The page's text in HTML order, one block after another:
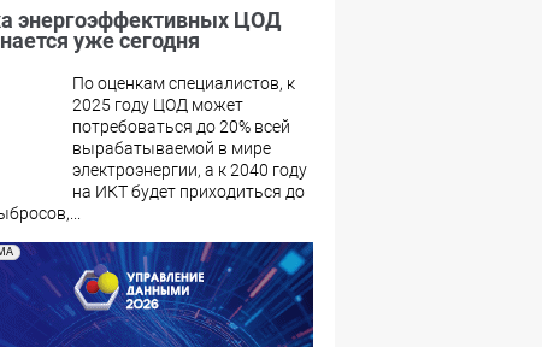
энергоэффективных ЦОД
уже сегодня
По оценкам специалистов, к
2025 году ЦОД может
потребоваться до 20% всей
вырабатываемой в мире
электроэнергии, а к 2040 году
на ИКТ будет приходиться до